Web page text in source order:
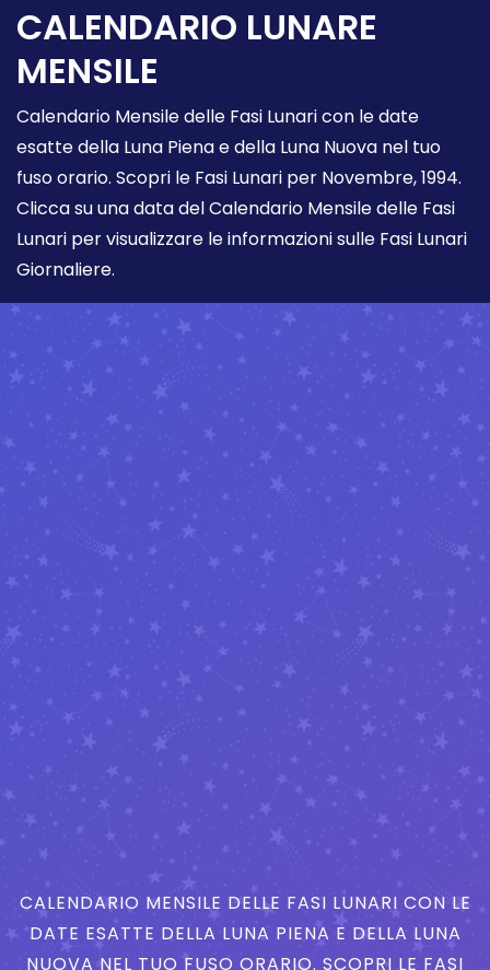
CALENDARIO LUNARE
MENSILE
Calendario Mensile delle Fasi Lunari con le date
esatte della Luna Piena e della Luna Nuova nel tuo
fuso orario. Scopri le Fasi Lunari per Novembre, 1994.
Clicca su una data del Calendario Mensile delle Fasi
Lunari per visualizzare le informazioni sulle Fasi Lunari
Giornaliere.
CALENDARIO MENSILE DELLE FASI LUNARI CON LE
DATE ESATTE DELLA LUNA PIENA E DELLA LUNA
NUOVA NEL TUO FUSO ORARIO. SCOPRI LE FASI